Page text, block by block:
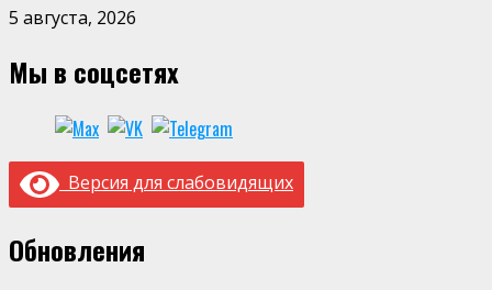
5 августа, 2026
Мы в соцсетях
Версия для слабовидящих
Обновления